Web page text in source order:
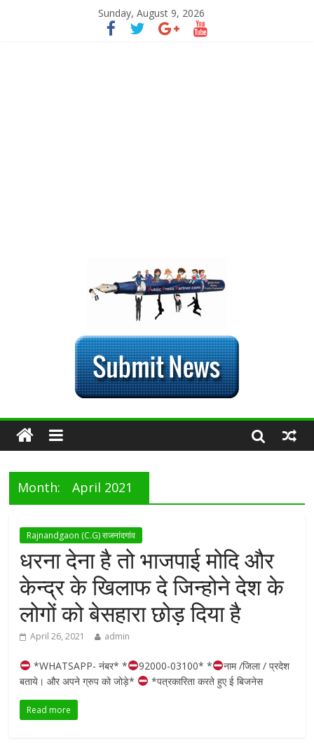
Sunday, August 9, 2026
Month: April 2021
Rajnandgaon (C.G) राजनांदगांव
धरना देना है तो भाजपाई मोदि और
केन्द्र के खिलाफ दे जिन्होने देश के
लोगों को बेसहारा छोड़ दिया है
April 26, 2021 admin
*WHATSAPP- नंबर* * 92000-03100* *
नाम /जिला / प्रदेश
बताये। और अपने ग्रुप को जोड़े*
*पत्रकारिता करते हुए ई बिजनेस
Read more